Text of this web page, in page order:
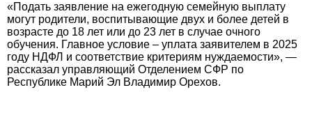
«Подать заявление на ежегодную семейную выплату
могут родители, воспитывающие двух и более детей в
возрасте до 18 лет или до 23 лет в случае очного
обучения. Главное условие – уплата заявителем в 2025
году НДФЛ и соответствие критериям нуждаемости», —
рассказал управляющий Отделением СФР по
Республике Марий Эл Владимир Орехов.